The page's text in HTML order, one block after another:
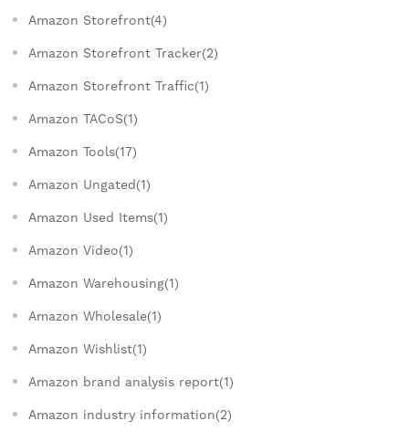
Amazon Storefront(4)
Amazon Storefront Tracker(2)
Amazon Storefront Traffic(1)
Amazon TACoS(1)
Amazon Tools(17)
Amazon Ungated(1)
Amazon Used Items(1)
Amazon Video(1)
Amazon Warehousing(1)
Amazon Wholesale(1)
Amazon Wishlist(1)
Amazon brand analysis report(1)
Amazon industry information(2)